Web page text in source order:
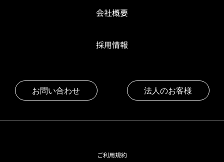
会社概要
採用情報
お問い合わせ 法人のお客様
ご利用規約